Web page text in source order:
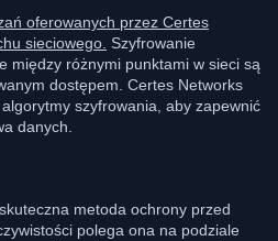
oferowanych przez Certes
sieciowego. Szyfrowanie
między różnymi punktami w sieci są
dostępem. Certes Networks
szyfrowania, aby zapewnić
danych.
metoda ochrony przed
polega ona na podziale